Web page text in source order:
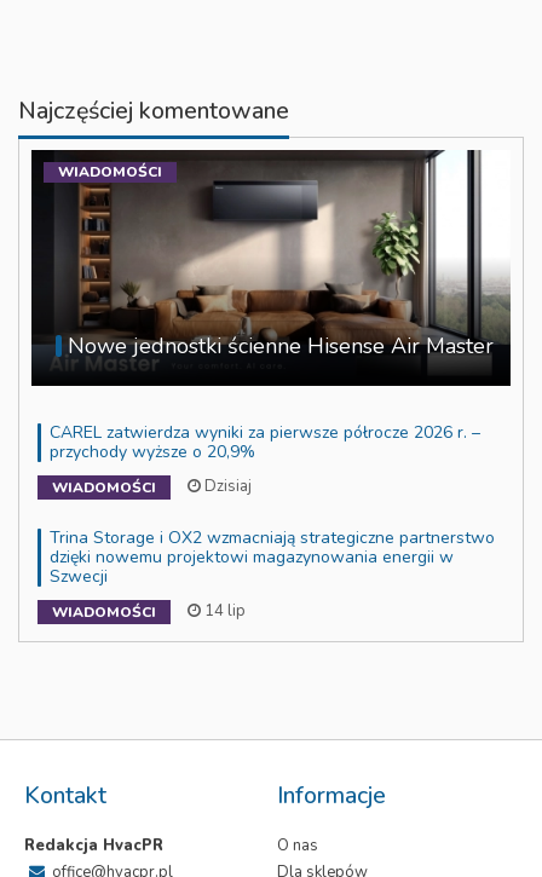
Najczęściej komentowane
Nowe jednostki ścienne Hisense Air Master
WIADOMOŚCI
CAREL zatwierdza wyniki za pierwsze półrocze 2026 r. –
przychody wyższe o 20,9%
WIADOMOŚCI Dzisiaj
Trina Storage i OX2 wzmacniają strategiczne partnerstwo
dzięki nowemu projektowi magazynowania energii w
Szwecji
WIADOMOŚCI 14 lip
Kontakt
Redakcja HvacPR
office@hvacpr.pl
Informacje
O nas
Dla sklepów